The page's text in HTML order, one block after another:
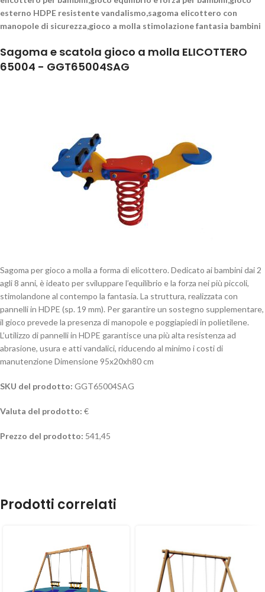
esterno HDPE resistente vandalismo,sagoma elicottero con
manopole di sicurezza,gioco a molla stimolazione fantasia bambini
Sagoma e scatola gioco a molla ELICOTTERO
65004 - GGT65004SAG
Sagoma per gioco a molla a forma di elicottero. Dedicato ai bambini dai 2
agli 8 anni, è ideato per sviluppare l’equilibrio e la forza nei più piccoli,
stimolandone al contempo la fantasia. La struttura, realizzata con
pannelli in HDPE (sp. 19 mm). Per garantire un sostegno supplementare,
il gioco prevede la presenza di manopole e poggiapiedi in polietilene.
L’utilizzo di pannelli in HDPE garantisce una più alta resistenza ad
abrasione, usura e atti vandalici, riducendo al minimo i costi di
manutenzione Dimensione 95x20xh80 cm
SKU del prodotto: GGT65004SAG
Valuta del prodotto: €
Prezzo del prodotto: 541,45
Prodotti correlati